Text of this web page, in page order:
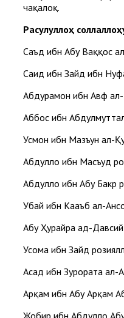
чақалоқ.
Расулуллоҳ
Саъд ибн Абу Ваққос
Саид ибн Зайд ибн
Абдураҳмон ибн Авф ал-
Аббос ибн
Усмон ибн Мазъун ал-
Абдуллоҳ ибн Масъуд
Абдуллоҳ ибн Абу Бакр
Убай ибн Кааъб ал-
Абу Ҳурайра ад-Давсий
Усома ибн Зайд
Асад ибн Зурората ал-
Арқам ибн Абу Арқам
Жобир ибн Абдуллоҳ Абу